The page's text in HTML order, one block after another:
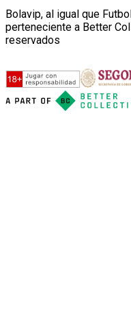
Bolavip, al igual que
perteneciente a Better
reservados